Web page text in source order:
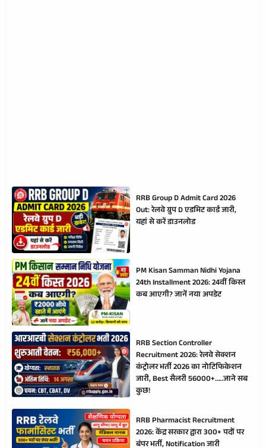
RRB Group D Admit Card 2026
Out: रेलवे ग्रुप D एडमिट कार्ड जारी,
यहां से करें डाउनलोड
PM Kisan Samman Nidhi Yojana
24th Installment 2026: 24वीं किस्त
कब आएगी? जानें नया अपडेट
RRB Section Controller
Recruitment 2026: रेलवे सेक्शन
कंट्रोलर भर्ती 2026 का नोटिफिकेशन
जारी, Best सैलरी 56000+…..जाने सब
कुछ!
RRB Pharmacist Recruitment
2026: केंद्र सरकार द्वारा 300+ पदों पर
बंपर भर्ती, Notification जारी